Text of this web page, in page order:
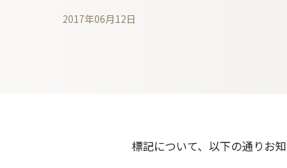
2017年06月12日
標記について、以下の通りお知